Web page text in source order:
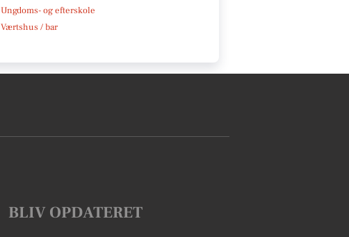
Ungdoms- og efterskole
Værtshus / bar
BLIV OPDATERET